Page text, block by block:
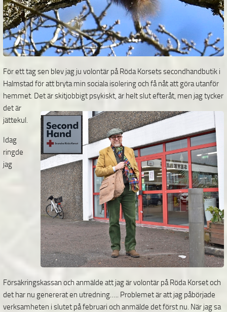
För ett tag sen blev jag ju volontär på Röda Korsets secondhandbutik i
Halmstad för att bryta min sociala isolering och få nåt att göra utanför
hemmet. Det är skitjobbigt psykiskt, är helt slutefteråt, men jag tycker
det är
jättekul.
Idag
ringde
jag
Försäkringskassan och anmälde att jag är volontär på Röda Korset och
det har nu genererat en utredning….. Problemet är att jag påbörjade
verksamheten i slutet på februari och anmälde det först nu. När jag sa